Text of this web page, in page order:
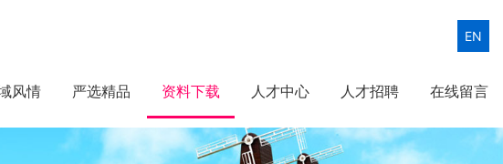
EN
风情 严选精品 资料下载 人才中心 人才招聘 在线留言